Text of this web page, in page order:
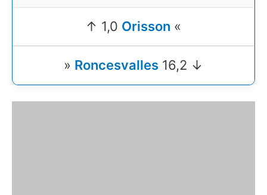
↑ 1,0 Orisson «
» Roncesvalles16,2 ↓